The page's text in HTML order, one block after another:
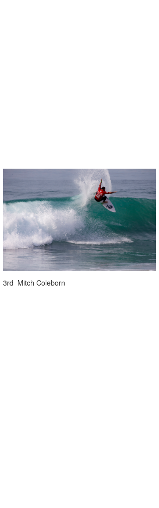
3rd Mitch Coleborn